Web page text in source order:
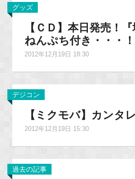
グッズ
【ＣＤ】本日発売！
ねんぷち付き・・・！
2012年12月19日 18:30
デジコン
【ミクモバ】カンタ
2012年12月19日 15:30
過去の記事